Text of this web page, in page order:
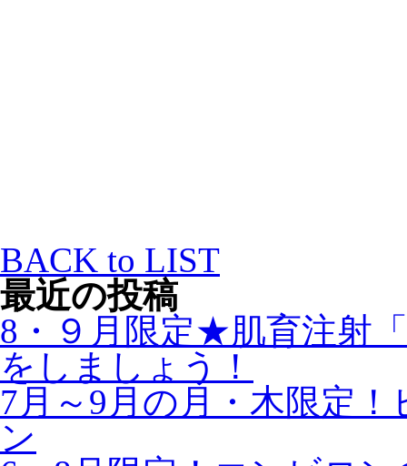
BACK to LIST
最近の投稿
8・９月限定★肌育注射
をしましょう！
7月～9月の月・木限定
ン